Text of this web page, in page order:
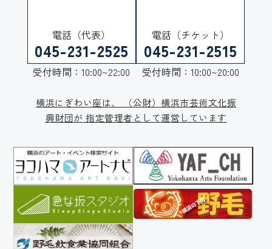
電話（代表）
045-231-2525
受付時間：10:00~22:00
電話（チケット）
045-231-2515
受付時間：10:00~20:00
横浜にぎわい座は、
（公財）横浜市芸術文化振
興財団が 指定管理者として運営しています